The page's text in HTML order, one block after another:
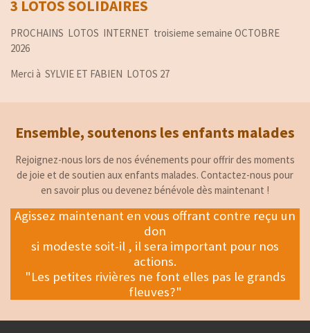
3 LOTOS SOLIDAIRES
PROCHAINS LOTOS INTERNET troisieme semaine OCTOBRE
2026
Merci à SYLVIE ET FABIEN LOTOS 27
Ensemble, soutenons les enfants malades
Rejoignez-nous lors de nos événements pour offrir des moments
de joie et de soutien aux enfants malades. Contactez-nous pour
en savoir plus ou devenez bénévole dès maintenant !
Agissez maintenant en vous offrant contre reçu un
don
si modeste soit-il , il sera important pour nos
actions.
"Les petites rivières ne font elles pas le grands
fleuves?"